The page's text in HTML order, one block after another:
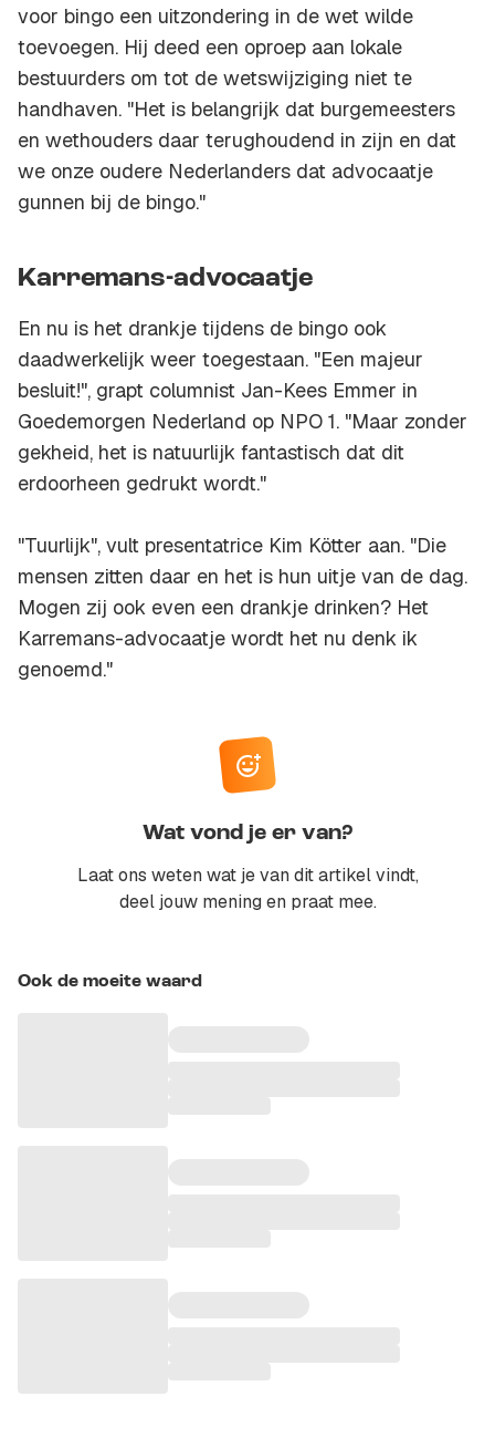
voor bingo een uitzondering in de wet wilde
toevoegen. Hij deed een oproep aan lokale
bestuurders om tot de wetswijziging niet te
handhaven. "Het is belangrijk dat burgemeesters
en wethouders daar terughoudend in zijn en dat
we onze oudere Nederlanders dat advocaatje
gunnen bij de bingo."
Karremans-advocaatje
En nu is het drankje tijdens de bingo ook
daadwerkelijk weer toegestaan. "Een majeur
besluit!", grapt columnist Jan-Kees Emmer in
Goedemorgen Nederland op NPO 1. "Maar zonder
gekheid, het is natuurlijk fantastisch dat dit
erdoorheen gedrukt wordt."
"Tuurlijk", vult presentatrice Kim Kötter aan. "Die
mensen zitten daar en het is hun uitje van de dag.
Mogen zij ook even een drankje drinken? Het
Karremans-advocaatje wordt het nu denk ik
genoemd."
Wat vond je er van?
Laat ons weten wat je van dit artikel vindt,
deel jouw mening en praat mee.
Ook de moeite waard